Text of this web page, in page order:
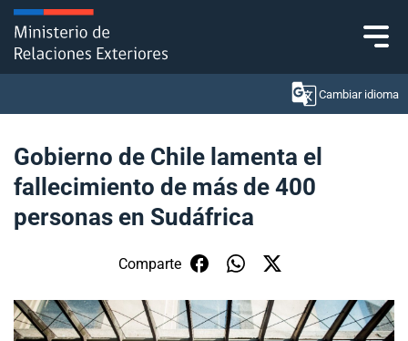
Click acá para ir directamente al contenido
Cambiar idioma
Ministerio
Política Exterior
Embajadas y consulados
Servicios ciudadanos
Gobierno de Chile lamenta el
fallecimiento de más de 400
personas en Sudáfrica
Comparte